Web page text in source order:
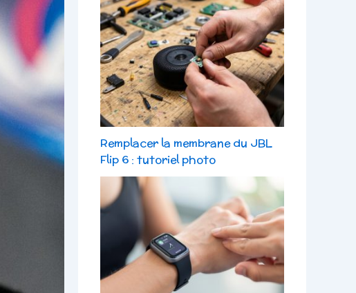
Remplacer la membrane du JBL
Flip 6 : tutoriel photo